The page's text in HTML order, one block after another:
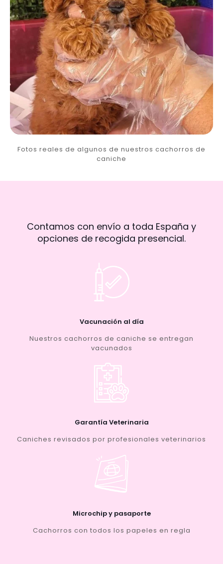
Fotos reales de algunos de nuestros cachorros de
caniche
Contamos con envío a toda España y
opciones de recogida presencial.
Vacunación al día
Nuestros cachorros de caniche se entregan
vacunados
Garantía Veterinaria
Caniches revisados por profesionales veterinarios
Microchip y pasaporte
Cachorros con todos los papeles en regla